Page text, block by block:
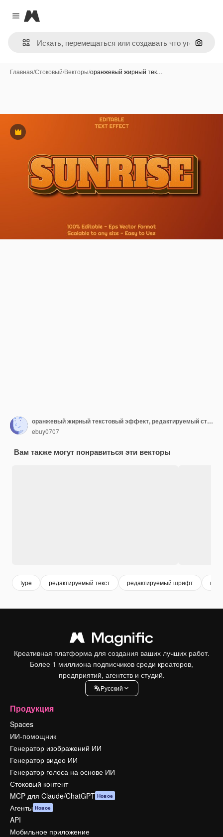
Close menu
Magnific
Поиск
Главная/Стоковый/Векторы/оранжевый жирный тек…
Премиум
оранжевый жирный текстовый эффект, редактируемый стиль темы
ebuy0707
Вам также могут понравиться эти векторы
type редактируемый текст редактируемый шрифт
Креативная платформа для создания ваших лучших работ.
Более 1 миллиона подписчиков среди креаторов,
предприятий, агентств и студий.
Pусский
Продукция
Spaces
ИИ-помощник
Генератор изображений ИИ
Генератор видео ИИ
Генератор голоса на основе ИИ
Стоковый контент
MCP для Claude/ChatGPT Новое
Агенты Новое
API
Мобильное приложение